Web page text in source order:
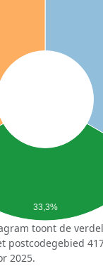
33,3%
toont de
postcodegebied
2025.